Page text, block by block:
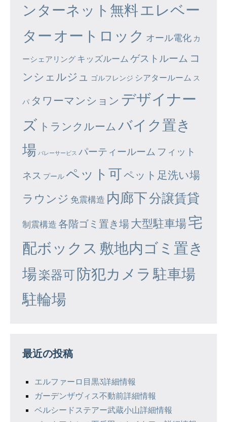
ンターネット無料エレベー
ター オートロック オール電化 カ
ーシェアリング キッズルーム ゲストルーム コ
ンシェルジュ
ゴルフレンジ シアタールーム ス
パ タワーマンション デザイナー
ズ トランクルーム バイク置き
場 バレーサービス パーティールーム フィット
ネス プール ペット可ペット足洗い場
ラウンジ 免震構造 内廊下分譲賃貸
制震構造 各階ゴミ置き場大型駐車場宅
配ボックス 敷地内ゴミ置き
場楽器可防犯カメラ 駐車場
駐輪場
最近の投稿
エルファーロ目黒3詳細情報
ガーデンザヴィス不動前詳細情報
ベルシードステアー武蔵小山詳細情報